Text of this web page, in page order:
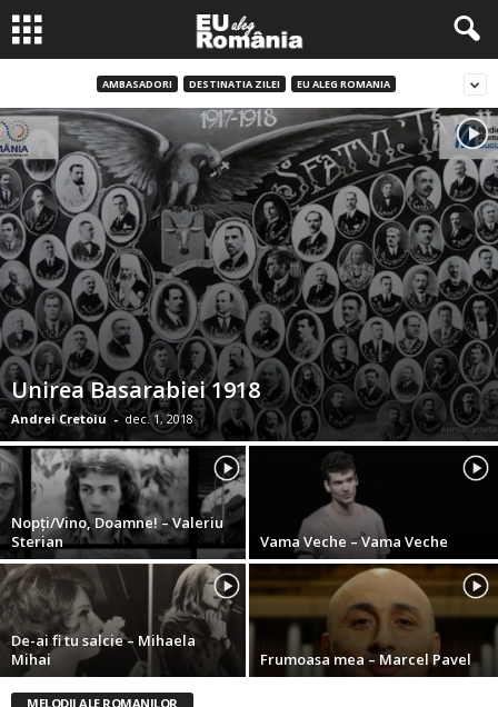
AMBASADORI DESTINATIA ZILEI EU ALEG ROMANIA
Unirea Basarabiei 1918
Andrei Cretoiu - dec. 1, 2018
Nopţi/Vino, Doamne! – Valeriu
Sterian
Vama Veche – Vama Veche
De-ai fi tu salcie – Mihaela
Mihai
Frumoasa mea – Marcel Pavel
MELODII ALE ROMANILOR